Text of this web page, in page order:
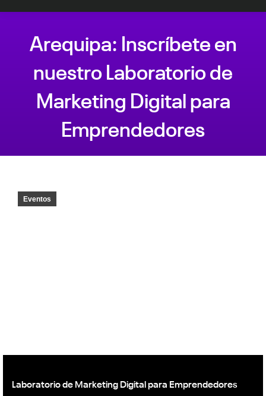
Arequipa: Inscríbete en
nuestro Laboratorio de
Marketing Digital para
Emprendedores
Eventos
Laboratorio de Marketing Digital para Emprendedores